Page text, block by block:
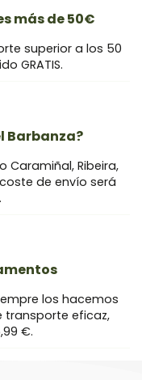
más de 50€
superior a los 50
GRATIS.
Barbanza?
Caramiñal, Ribeira,
de envío será
los hacemos
transporte eficaz,
€.